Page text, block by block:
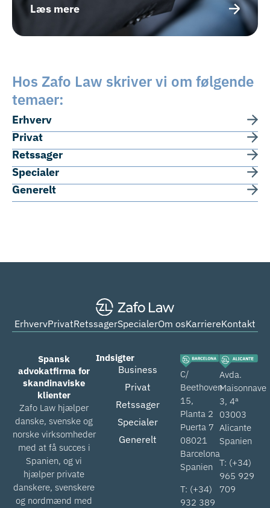
Læs mere
Hos Zafo Law skriver vi om følgende
temaer:
Erhverv
Privat
Retssager
Specialer
Generelt
ErhvervPrivatRetssagerSpecialerOm osKarriereKontakt
Spansk
advokatfirma for
skandinaviske
klienter
Zafo Law hjælper
danske, svenske og
norske virksomheder
med at få succes i
Spanien, og vi
hjælper private
danskere, svenskere
og nordmænd med
Indsigter
Business
Privat
Retssager
Specialer
Generelt
C/
Beethoven
15,
Planta 2
Puerta 7
08021
Barcelona
Spanien
T: (+34)
932 389
Avda.
Maisonnave
3, 4ª
03003
Alicante
Spanien
T: (+34)
965 929
709